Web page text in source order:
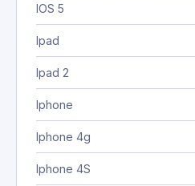
IOS 5
Ipad
Ipad 2
Iphone
Iphone 4g
Iphone 4S